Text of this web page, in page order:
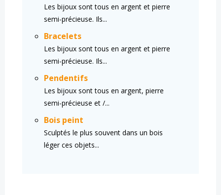
Les bijoux sont tous en argent et pierre
semi-précieuse. Ils...
Bracelets
Les bijoux sont tous en argent et pierre
semi-précieuse. Ils...
Pendentifs
Les bijoux sont tous en argent, pierre
semi-précieuse et /...
Bois peint
Sculptés le plus souvent dans un bois
léger ces objets...